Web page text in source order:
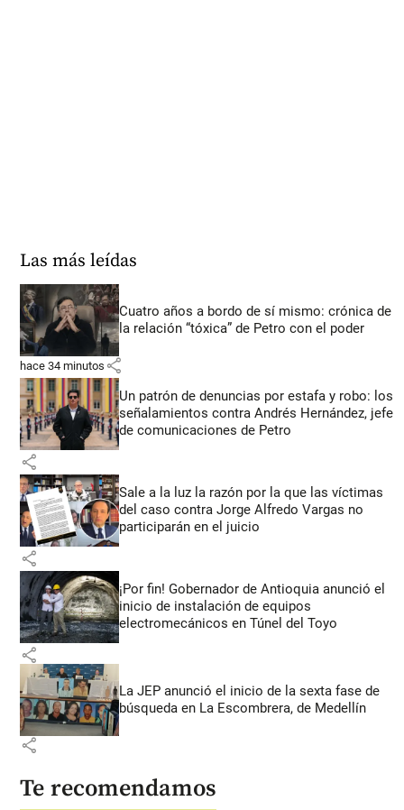
Las más leídas
Cuatro años a bordo de sí mismo: crónica de
la relación “tóxica” de Petro con el poder
hace 34 minutos share
Un patrón de denuncias por estafa y robo: los
señalamientos contra Andrés Hernández, jefe
de comunicaciones de Petro
share
Sale a la luz la razón por la que las víctimas
del caso contra Jorge Alfredo Vargas no
participarán en el juicio
share
¡Por fin! Gobernador de Antioquia anunció el
inicio de instalación de equipos
electromecánicos en Túnel del Toyo
share
La JEP anunció el inicio de la sexta fase de
búsqueda en La Escombrera, de Medellín
share
Te recomendamos